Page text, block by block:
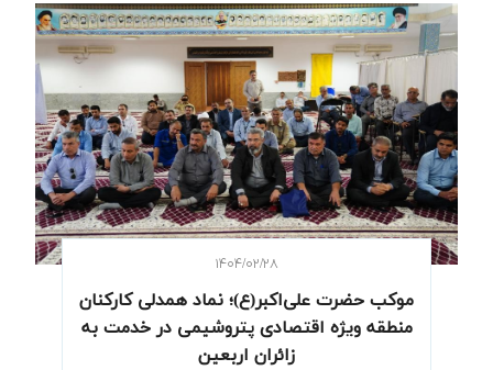
۱۴۰۴/۰۲/۲۸
موکب حضرت علی‌اکبر(ع)؛ نماد همدلی کارکنان
منطقه ویژه اقتصادی پتروشیمی در خدمت به
زائران اربعین